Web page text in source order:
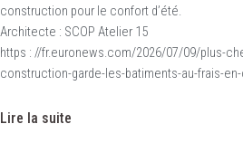
construction pour le confort d’été.
Architecte : SCOP Atelier 15
https : //fr.euronews.com/2026/07/09/plus-
construction-garde-les-batiments-au-frais-
Lire la suite